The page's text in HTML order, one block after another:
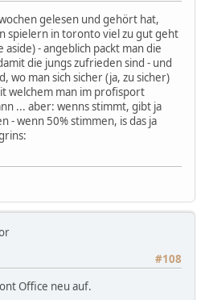
gelesen und gehört hat,
spielern in toronto viel zu gut geht
- angeblich packt man die
die jungs zufrieden sind - und
wo man sich sicher (ja, zu sicher)
welchem man im profisport
... aber: wenns stimmt, gibt ja
- wenn 50% stimmen, is das ja
#108
Office neu auf.